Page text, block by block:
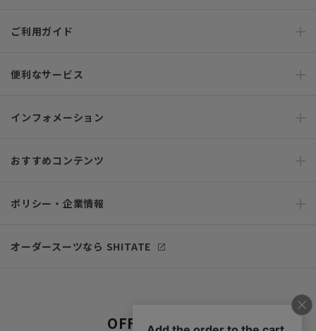
ご利用ガイド
便利なサービス
インフォメーション
おすすめコンテンツ
ポリシー・企業情報
オーダースーツなら SHITATE
OFFICIAL SNS